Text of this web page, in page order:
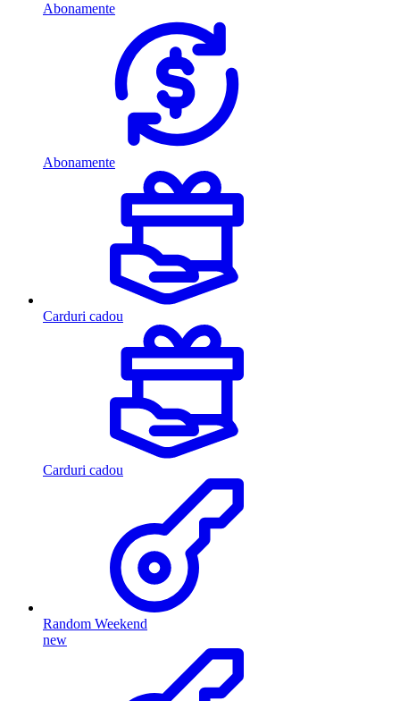
Abonamente
Abonamente
Carduri cadou
Carduri cadou
Random Weekend
new